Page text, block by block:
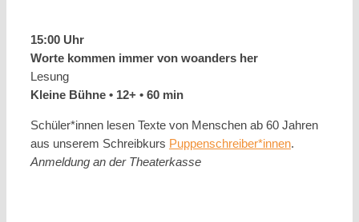
15:00 Uhr
Worte kommen immer von woanders her
Lesung
Kleine Bühne • 12+ • 60 min
Schüler*innen lesen Texte von Menschen ab 60 Jahren
aus unserem Schreibkurs Puppenschreiber*innen.
Anmeldung an der Theaterkasse